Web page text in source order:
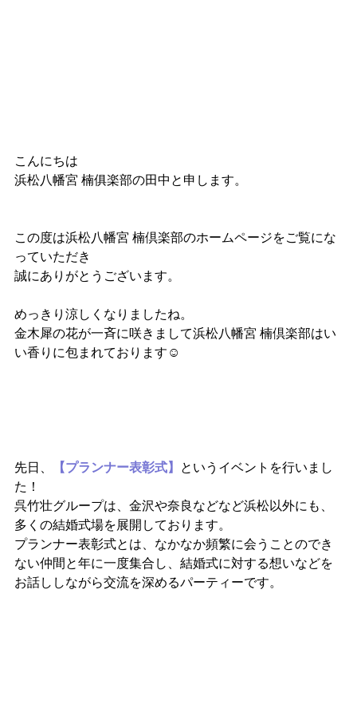
こんにちは
浜松八幡宮 楠俱楽部の田中と申します。
この度は浜松八幡宮 楠倶楽部のホームページをご覧にな
っていただき
誠にありがとうございます。
めっきり涼しくなりましたね。
金木犀の花が一斉に咲きまして浜松八幡宮 楠倶楽部はい
い香りに包まれております☺
先日、 【プランナー表彰式】 というイベントを行いまし
た！
呉竹壮グループは、金沢や奈良などなど浜松以外にも、
多くの結婚式場を展開しております。
プランナー表彰式とは、なかなか頻繁に会うことのでき
ない仲間と年に一度集合し、結婚式に対する想いなどを
お話ししながら交流を深めるパーティーです。